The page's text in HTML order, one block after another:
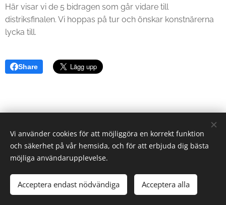
Här visar vi de 5 bidragen som går vidare till
distriksfinalen. Vi hoppas på tur och önskar konstnärerna
lycka till.
Share
Cookies
Vi använder cookies för att möjliggöra en korrekt funktion
och säkerhet på vår hemsida, och för att erbjuda dig bästa
möjliga användarupplevelse.
Acceptera endast nödvändiga Acceptera alla